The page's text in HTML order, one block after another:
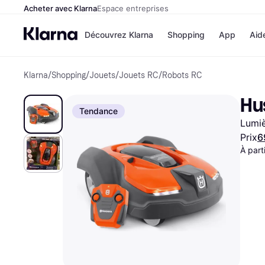
Acheter avec KlarnaEspace entreprises
Découvrez Klarna
Options de paiement
Payer maintenant
Paiement en 3 fois
Paiement à 30 jours
Klarna sur Apple Pay
Shopping
Airbnb
Temu
JD Sports
Voir tous les
App
Klarna/Shopping/Jouets/Jouets RC/Robots RC
Tendance
Prix
À